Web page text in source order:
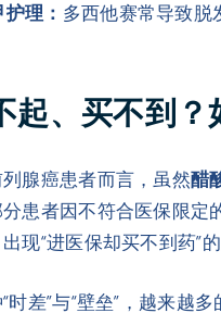
理： 多西他赛常导致脱
起、买不到
腺癌患者而言，虽然醋
患者因不符合医保限
现“进医保却买不到药”的
时差”与“壁垒”，越来越